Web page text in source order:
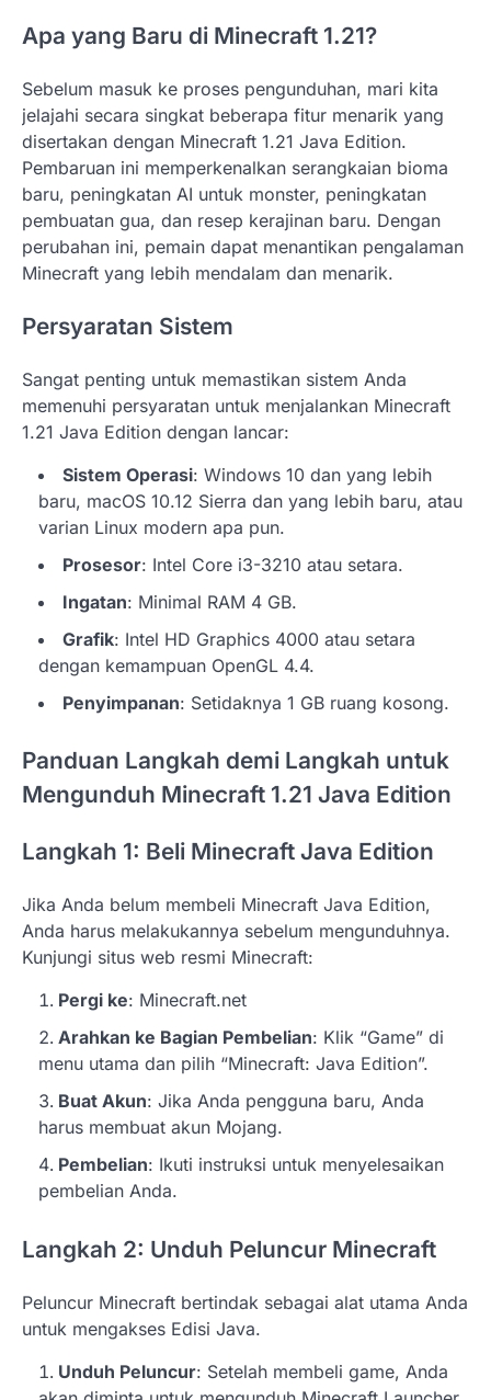
Apa yang Baru di Minecraft 1.21?
Sebelum masuk ke proses pengunduhan, mari kita
jelajahi secara singkat beberapa fitur menarik yang
disertakan dengan Minecraft 1.21 Java Edition.
Pembaruan ini memperkenalkan serangkaian bioma
baru, peningkatan AI untuk monster, peningkatan
pembuatan gua, dan resep kerajinan baru. Dengan
perubahan ini, pemain dapat menantikan pengalaman
Minecraft yang lebih mendalam dan menarik.
Persyaratan Sistem
Sangat penting untuk memastikan sistem Anda
memenuhi persyaratan untuk menjalankan Minecraft
1.21 Java Edition dengan lancar:
Sistem Operasi: Windows 10 dan yang lebih
baru, macOS 10.12 Sierra dan yang lebih baru, atau
varian Linux modern apa pun.
Prosesor: Intel Core i3-3210 atau setara.
Ingatan: Minimal RAM 4 GB.
Grafik: Intel HD Graphics 4000 atau setara
dengan kemampuan OpenGL 4.4.
Penyimpanan: Setidaknya 1 GB ruang kosong.
Panduan Langkah demi Langkah untuk
Mengunduh Minecraft 1.21 Java Edition
Langkah 1: Beli Minecraft Java Edition
Jika Anda belum membeli Minecraft Java Edition,
Anda harus melakukannya sebelum mengunduhnya.
Kunjungi situs web resmi Minecraft:
Pergi ke: Minecraft.net
Arahkan ke Bagian Pembelian: Klik “Game” di
menu utama dan pilih “Minecraft: Java Edition”.
Buat Akun: Jika Anda pengguna baru, Anda
harus membuat akun Mojang.
Pembelian: Ikuti instruksi untuk menyelesaikan
pembelian Anda.
Langkah 2: Unduh Peluncur Minecraft
Peluncur Minecraft bertindak sebagai alat utama Anda
untuk mengakses Edisi Java.
Unduh Peluncur: Setelah membeli game, Anda